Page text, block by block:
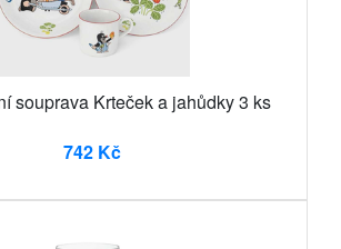
souprava Krteček a jahůdky 3 ks
742 Kč